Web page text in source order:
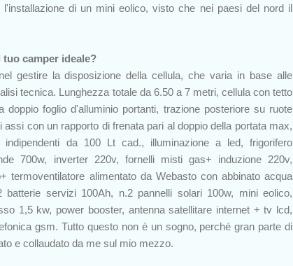
di un mini eolico, visto che nei paesi del nord il
camper ideale?
gestire la disposizione della cellula, che varia in base alle
tecnica. Lunghezza totale da 6.50 a 7 metri, cellula con tetto
doppio foglio d'alluminio portanti, trazione posteriore su ruote
con un rapporto di frenata pari al doppio della portata max,
da 100 Lt cad., illuminazione a led, frigorifero
700w, inverter 220v, fornelli misti gas+ induzione 220v,
termoventilatore alimentato da Webasto con abbinato acqua
batterie servizi 100Ah, n.2 pannelli solari 100w, mini eolico,
1,5 kw, power booster, antenna satellitare internet + tv lcd,
gsm. Tutto questo non è un sogno, perché gran parte di
e collaudato da me sul mio mezzo.